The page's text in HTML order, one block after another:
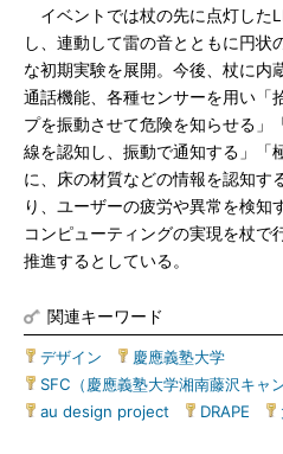
イベントでは杖の先に点灯した
し、連動して雷の音とともに円状
な初期実験を展開。今後、杖に内
通話機能、各種センサーを用い「
プを振動させて危険を知らせる」
線を認知し、振動で通知する」「
に、床の材質などの情報を認知す
り、ユーザーの疲労や異常を検知
コンピューティングの実現を杖で
推進するとしている。
関連キーワード
デザイン 慶應義塾大学
SFC（慶應義塾大学湘南藤沢キャン
au design project
DRAPE